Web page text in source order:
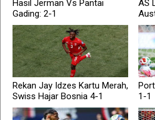
Hasil Jerman Vs Pantai
Gading: 2-1
AS
Rekan Jay Idzes Kartu Merah,
Swiss Hajar Bosnia 4-1
1-1